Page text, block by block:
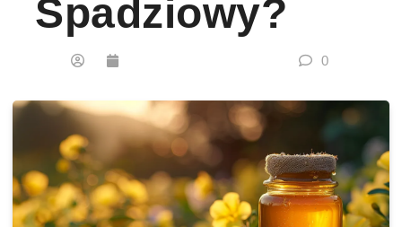
Spadziowy?
0